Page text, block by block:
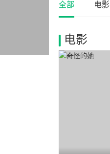
全部 电影
电影